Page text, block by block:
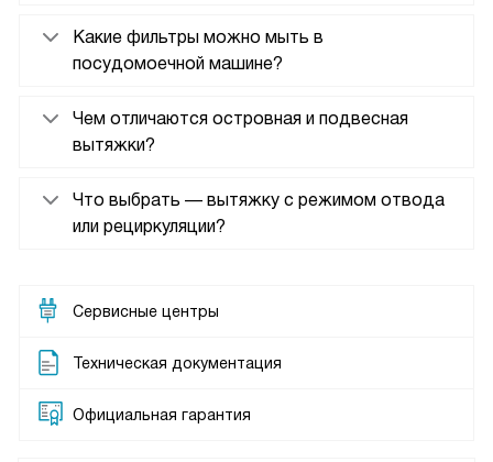
Какие фильтры можно мыть в
посудомоечной машине?
Чем отличаются островная и подвесная
вытяжки?
Что выбрать — вытяжку с режимом отвода
или рециркуляции?
Сервисные центры
Техническая документация
Официальная гарантия